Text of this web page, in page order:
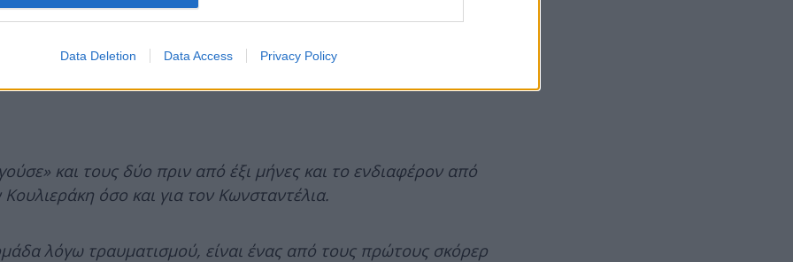
Data Deletion Data Access Privacy Policy
και τους δύο πριν από έξι μήνες και το ενδιαφέρον από
όσο και για τον Κωνσταντέλια.
λόγω τραυματισμού, είναι ένας από τους πρώτους σκόρερ